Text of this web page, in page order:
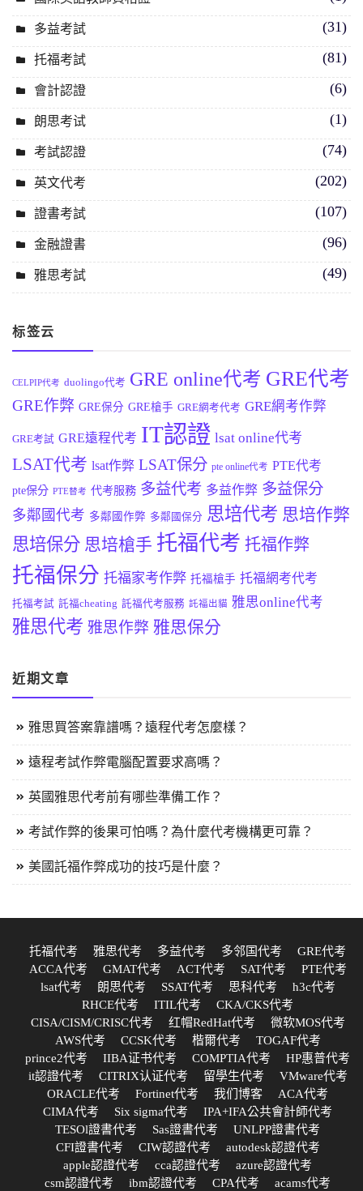
多益考試 (31)
托福考試 (81)
會計認證 (6)
朗思考试 (1)
考試認證 (74)
英文代考 (202)
證書考試 (107)
金融證書 (96)
雅思考試 (49)
标签云
CELPIP代考 duolingo代考 GRE online代考 GRE代考
GRE作弊 GRE保分 GRE槍手 GRE網考代考 GRE網考作弊
GRE考試 GRE遠程代考 IT認證 lsat online代考
LSAT代考 lsat作弊 LSAT保分 pte online代考 PTE代考
pte保分 PTE替考 代考服務 多益代考 多益作弊 多益保分
多鄰國代考 多鄰國作弊 多鄰國保分 思培代考 思培作弊
思培保分 思培槍手 托福代考 托福作弊
托福保分 托福家考作弊 托福槍手 托福網考代考
托福考試 託福cheating 託福代考服務 託福出貓 雅思online代考
雅思代考 雅思作弊 雅思保分
近期文章
雅思買答案靠譜嗎？遠程代考怎麼樣？
遠程考試作弊電腦配置要求高嗎？
英國雅思代考前有哪些準備工作？
考試作弊的後果可怕嗎？為什麼代考機構更可靠？
美國託福作弊成功的技巧是什麼？
托福代考 雅思代考 多益代考 多邻国代考
GRE代考
ACCA代考
GMAT代考 ACT代考 SAT代考
PTE代考
lsat代考
朗思代考 SSAT代考 思科代考
h3c代考
RHCE代考
ITIL代考
CKA/CKS代考
CISA/CISM/CRISC代考
红帽RedHat代考
微软MOS代考
AWS代考
CCSK代考 楷爾代考
TOGAF代考
prince2代考
IIBA证书代考 COMPTIA代考
HP惠普代考
it認證代考
CITRIX认证代考 留學生代考
VMware代考
ORACLE代考
Fortinet代考 我们博客
ACA代考
CIMA代考
Six sigma代考
IPA+IFA公共會計師代考
TESOl證書代考
Sas證書代考
UNLPP證書代考
CFI證書代考
CIW認證代考
autodesk認證代考
apple認證代考
cca認證代考
azure認證代考
csm認證代考
ibm認證代考 CPA代考
acams代考